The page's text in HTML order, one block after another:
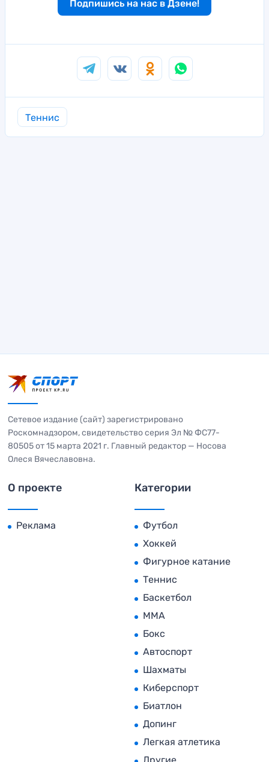
Подпишись на нас в Дзене!
Теннис
Сетевое издание (сайт) зарегистрировано
Роскомнадзором, свидетельство серия Эл № ФС77-
80505 от 15 марта 2021 г. Главный редактор — Носова
Олеся Вячеславовна.
О проекте
Реклама
Категории
Футбол
Хоккей
Фигурное катание
Теннис
Баскетбол
MMA
Бокс
Автоспорт
Шахматы
Киберспорт
Биатлон
Допинг
Легкая атлетика